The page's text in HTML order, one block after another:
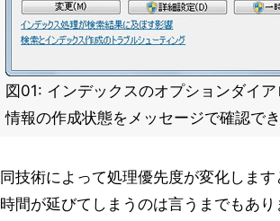
図01: インデックスのオプションダイ
情報の作成状態をメッセージで確認で
同技術によって処理優先度が変化しま
時間が延びてしまうのは言うまでもあ